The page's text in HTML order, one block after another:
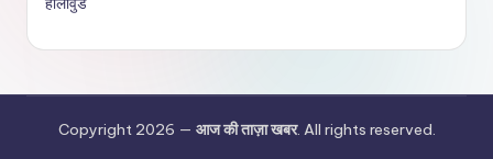
Copyright 2026 — आज की ताज़ा खबर. All rights reserved.